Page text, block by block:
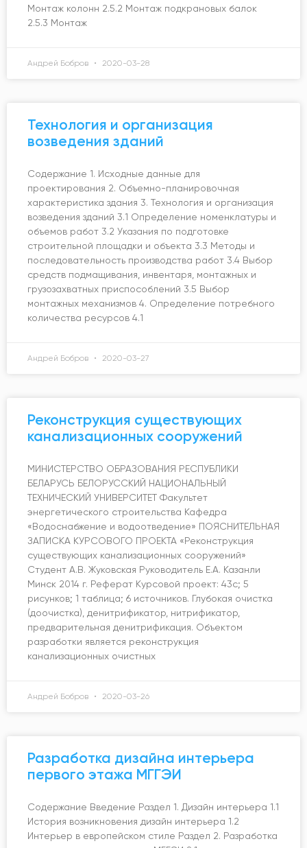
Монтаж колонн 2.5.2 Монтаж подкрановых балок
2.5.3 Монтаж
Андрей Бобров 2020-03-28
Технология и организация
возведения зданий
Содержание 1. Исходные данные для
проектирования 2. Объемно-планировочная
характеристика здания 3. Технология и организация
возведения зданий 3.1 Определение номенклатуры и
объемов работ 3.2 Указания по подготовке
строительной площадки и объекта 3.3 Методы и
последовательность производства работ 3.4 Выбор
средств подмащивания, инвентаря, монтажных и
грузозахватных приспособлений 3.5 Выбор
монтажных механизмов 4. Определение потребного
количества ресурсов 4.1
Андрей Бобров 2020-03-27
Реконструкция существующих
канализационных сооружений
МИНИСТЕРСТВО ОБРАЗОВАНИЯ РЕСПУБЛИКИ
БЕЛАРУСЬ БЕЛОРУССКИЙ НАЦИОНАЛЬНЫЙ
ТЕХНИЧЕСКИЙ УНИВЕРСИТЕТ Факультет
энергетического строительства Кафедра
«Водоснабжение и водоотведение» ПОЯСНИТЕЛЬНАЯ
ЗАПИСКА КУРСОВОГО ПРОЕКТА «Реконструкция
существующих канализационных сооружений»
Студент А.В. Жуковская Руководитель Е.А. Казанли
Минск 2014 г. Реферат Курсовой проект: 43с; 5
рисунков; 1 таблица; 6 источников. Глубокая очистка
(доочистка), денитрификатор, нитрификатор,
предварительная денитрификация. Объектом
разработки является реконструкция
канализационных очистных
Андрей Бобров 2020-03-26
Разработка дизайна интерьера
первого этажа МГГЭИ
Содержание Введение Раздел 1. Дизайн интерьера 1.1
История возникновения дизайн интерьера 1.2
Интерьер в европейском стиле Раздел 2. Разработка